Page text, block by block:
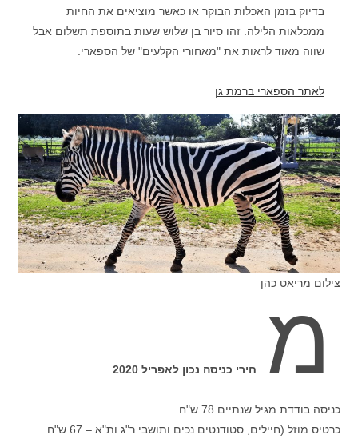
בדיוק בזמן האכלות הבוקר או כאשר מוציאים את החיות
ממכלאות הלילה. זהו סיור בן שלוש שעות בתוספת תשלום אבל
שווה מאוד לראות את "מאחורי הקלעים" של הספארי.
לאתר הספארי ברמת גן
צילום מריאט כהן
מ חירי כניסה נכון לאפריל 2020
כניסה בודדת מגיל שנתיים 78 ש"ח
כרטיס מוזל (חיילים, סטודנטים נכים ותושבי ר"ג ות"א – 67 ש"ח